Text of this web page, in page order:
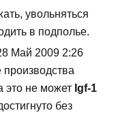
увольняться
в подполье.
Май 2009 2:26
производства
это не может Igf-1
без